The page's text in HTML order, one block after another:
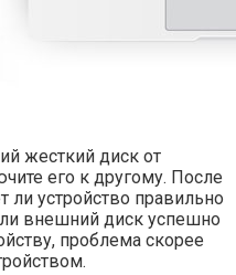
жесткий диск от
его к другому. После
ли устройство правильно
внешний диск успешно
проблема скорее